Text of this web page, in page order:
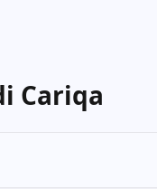
Cariqa